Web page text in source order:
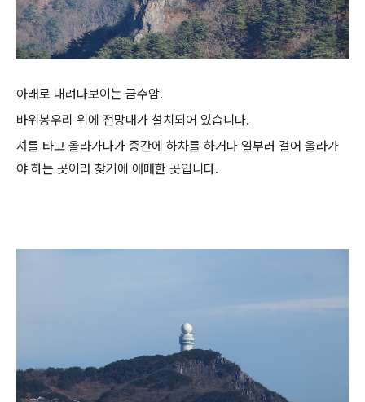
아래로 내려다보이는 금수암.
바위봉우리 위에 전망대가 설치되어 있습니다.
셔틀 타고 올라가다가 중간에 하차를 하거나 일부러 걸어 올라가
야 하는 곳이라 찾기에 애매한 곳입니다.